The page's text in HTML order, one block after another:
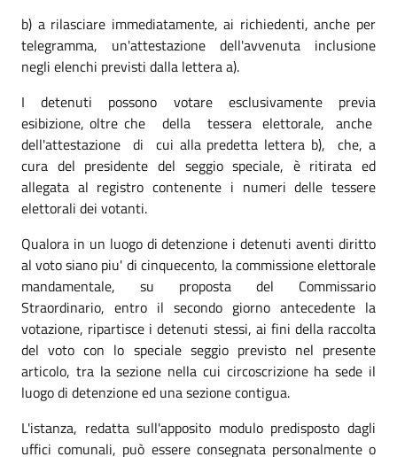
b) a rilasciare immediatamente, ai richiedenti, anche per
telegramma, un'attestazione dell'avvenuta inclusione
negli elenchi previsti dalla lettera a).
I detenuti possono votare esclusivamente previa
esibizione, oltre che della tessera elettorale, anche
dell'attestazione di cui alla predetta lettera b), che, a
cura del presidente del seggio speciale, è ritirata ed
allegata al registro contenente i numeri delle tessere
elettorali dei votanti.
Qualora in un luogo di detenzione i detenuti aventi diritto
al voto siano piu' di cinquecento, la commissione elettorale
mandamentale, su proposta del Commissario
Straordinario, entro il secondo giorno antecedente la
votazione, ripartisce i detenuti stessi, ai fini della raccolta
del voto con lo speciale seggio previsto nel presente
articolo, tra la sezione nella cui circoscrizione ha sede il
luogo di detenzione ed una sezione contigua.
L'istanza, redatta sull'apposito modulo predisposto dagli
uffici comunali, può essere consegnata personalmente o